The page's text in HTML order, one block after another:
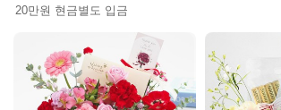
20만원 현금별도 입금